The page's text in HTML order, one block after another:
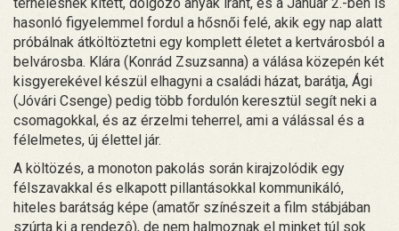
hasonló figyelemmel fordul a hősnői felé, akik egy nap alatt
próbálnak átköltöztetni egy komplett életet a kertvárosból a
belvárosba. Klára (Konrád Zsuzsanna) a válása közepén két
kisgyerekével készül elhagyni a családi házat, barátja, Ági
(Jóvári Csenge) pedig több fordulón keresztül segít neki a
csomagokkal, és az érzelmi teherrel, ami a válással és a
félelmetes, új élettel jár.
A költözés, a monoton pakolás során kirajzolódik egy
félszavakkal és elkapott pillantásokkal kommunikáló,
hiteles barátság képe (amatőr színészeit a film stábjában
szúrta ki a rendezô), de nem halmoznak el minket túl sok